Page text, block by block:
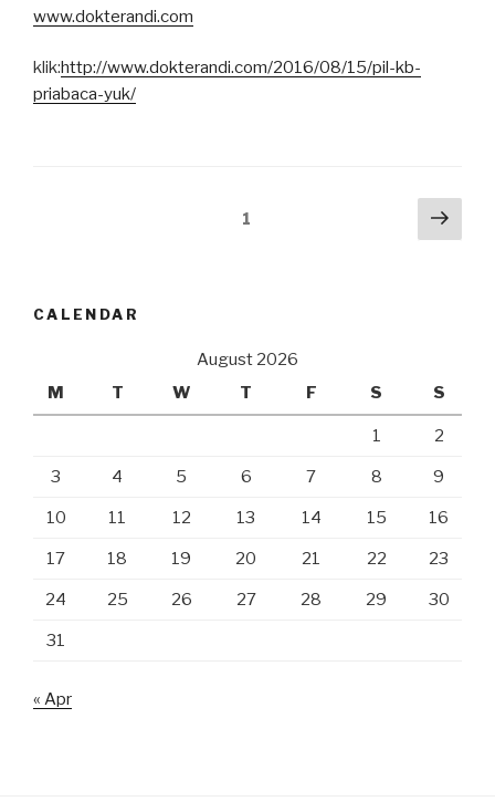
www.dokterandi.com
klik:http://www.dokterandi.com/2016/08/15/pil-kb-
priabaca-yuk/
1
Next
CALENDAR
August 2026
M
T W T F S S
1 2
3 4 5 6 7 8 9
10 11 12 13 14 15 16
17 18 19 20 21 22 23
24 25 26 27 28 29 30
31
« Apr